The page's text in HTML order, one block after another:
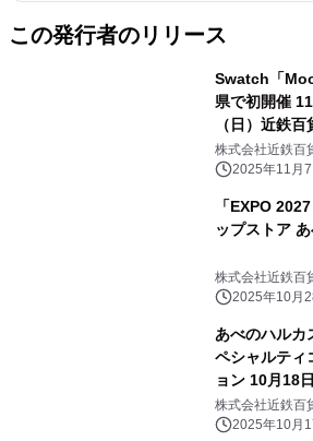
この発行者のリリース
Swatch「
県で初開催
（日）近鉄
場
株式会社近鉄百
2025年11月
「EXPO
ップストア
株式会社近鉄百
2025年10月
あべのハルカ
ペシャルティ
ョン 10月18
リアにて開
株式会社近鉄百
2025年10月